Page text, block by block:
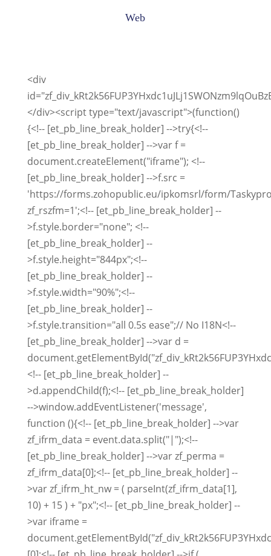
Web
<div
</div><script type="text/javascript">(function()
{<!-- [et_pb_line_break_holder] -->try{<!--
[et_pb_line_break_holder] -->var f =
document.createElement("iframe"); <!--
[et_pb_line_break_holder] -->f.src =
'https://forms.zohopublic.eu/ipkomsrl/form/
zf_rszfm=1';<!-- [et_pb_line_break_holder] --
>f.style.border="none"; <!--
[et_pb_line_break_holder] --
>f.style.height="844px";<!--
[et_pb_line_break_holder] --
>f.style.width="90%";<!--
[et_pb_line_break_holder] --
>f.style.transition="all 0.5s ease";// No I18N<!--
[et_pb_line_break_holder] -->var d =
<!-- [et_pb_line_break_holder] --
>d.appendChild(f);<!-- [et_pb_line_break_holder]
-->window.addEventListener('message',
function (){<!-- [et_pb_line_break_holder] -->var
zf_ifrm_data = event.data.split("|");<!--
[et_pb_line_break_holder] -->var zf_perma =
zf_ifrm_data[0];<!-- [et_pb_line_break_holder] --
>var zf_ifrm_ht_nw = ( parseInt(zf_ifrm_data[1],
10) + 15 ) + "px";<!-- [et_pb_line_break_holder] --
>var iframe =